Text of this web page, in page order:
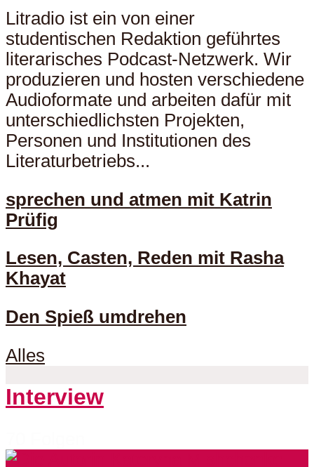
Litradio ist ein von einer
studentischen Redaktion geführtes
literarisches Podcast-Netzwerk. Wir
produzieren und hosten verschiedene
Audioformate und arbeiten dafür mit
unterschiedlichsten Projekten,
Personen und Institutionen des
Literaturbetriebs...
sprechen und atmen mit Katrin
Prüfig
Lesen, Casten, Reden mit Rasha
Khayat
Den Spieß umdrehen
Alles
Interview